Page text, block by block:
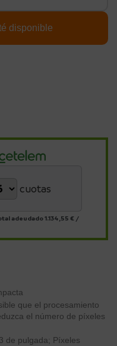
cuotas
adeudado1.134,55 € /
que el procesamiento
el número de píxeles
de pulgada; Píxeles